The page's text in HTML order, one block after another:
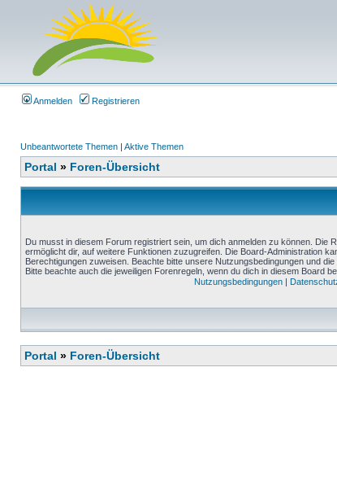
Anmelden Registrieren
Unbeantwortete Themen | Aktive Themen
Portal » Foren-Übersicht
Du musst in diesem Forum registriert sein, um dich anmelden zu können. Die
ermöglicht dir, auf weitere Funktionen zuzugreifen. Die Board-Administration
Berechtigungen zuweisen. Beachte bitte unsere Nutzungsbedingungen und
Bitte beachte auch die jeweiligen Forenregeln, wenn du dich in diesem Board
Nutzungsbedingungen |
Portal » Foren-Übersicht